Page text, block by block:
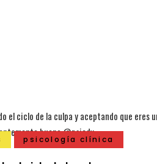
psicología clínica